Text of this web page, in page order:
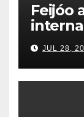
Feijóo
JUL 28,